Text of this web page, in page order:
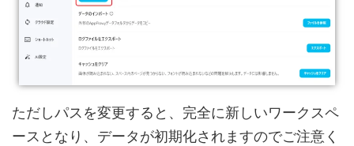
ただしパスを変更すると、完全に新しいワークスペ
ースとなり、データが初期化されますのでご注意く